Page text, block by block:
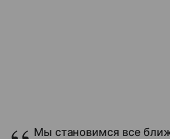
Мы становимся все